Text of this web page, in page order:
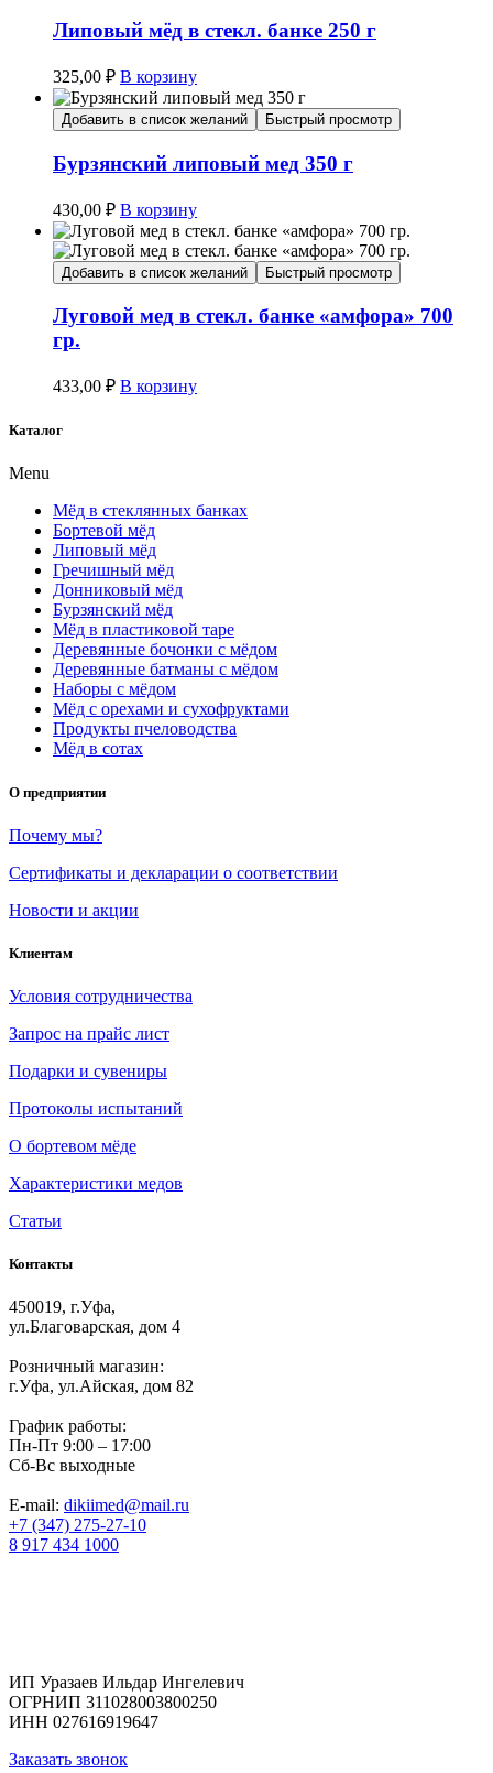
Липовый мёд в стекл. банке 250 г
325,00 ₽ В корзину
Добавить в список желаний Быстрый просмотр
Бурзянский липовый мед 350 г
430,00 ₽ В корзину
Добавить в список желаний Быстрый просмотр
Луговой мед в стекл. банке «амфора» 700
гр.
433,00 ₽ В корзину
Каталог
Menu
Мёд в стеклянных банках
Бортевой мёд
Липовый мёд
Гречишный мёд
Донниковый мёд
Бурзянский мёд
Мёд в пластиковой таре
Деревянные бочонки с мёдом
Деревянные батманы с мёдом
Наборы с мёдом
Мёд с орехами и сухофруктами
Продукты пчеловодства
Мёд в сотах
О предприятии
Почему мы?
Сертификаты и декларации о соответствии
Новости и акции
Клиентам
Условия сотрудничества
Запрос на прайс лист
Подарки и сувениры
Протоколы испытаний
О бортевом мёде
Характеристики медов
Статьи
Контакты
450019, г.Уфа,
ул.Благоварская, дом 4
Розничный магазин:
г.Уфа, ул.Айская, дом 82
График работы:
Пн-Пт 9:00 – 17:00
Сб-Вс выходные
E-mail: dikiimed@mail.ru
+7 (347) 275-27-10
8 917 434 1000
ИП Уразаев Ильдар Ингелевич
ОГРНИП 311028003800250
ИНН 027616919647
Заказать звонок